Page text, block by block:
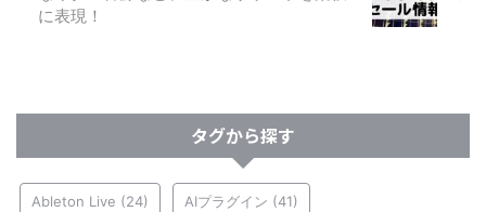
に表現！
タグから探す
Ableton Live (24) AIプラグイン (41)